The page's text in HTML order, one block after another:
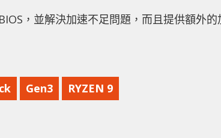
，並解決加速不足問題，而且提供額外
Gen3 RYZEN 9